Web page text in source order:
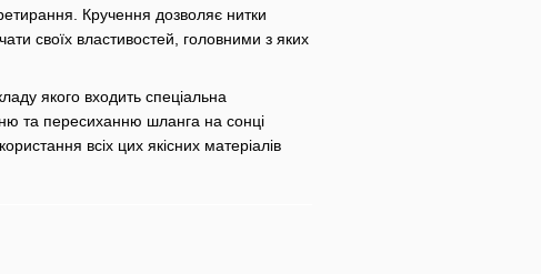
Кручення дозволяє нитки
своїх властивостей, головними з яких
якого входить спеціальна
та пересиханню шланга на сонці
всіх цих якісних матеріалів